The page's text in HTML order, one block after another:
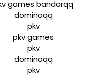
games bandarqq
dominoqq
pkv
pkv games
pkv
dominoqq
pkv